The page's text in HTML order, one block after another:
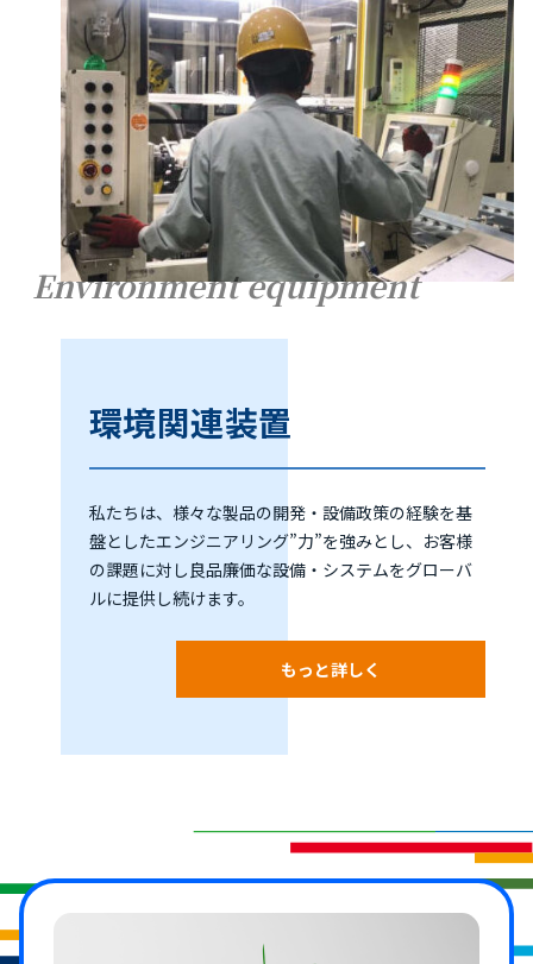
Environment equipment
環境関連装置
私たちは、様々な製品の開発・設備政策の経験を基
盤としたエンジニアリング”力”を強みとし、お客様
の課題に対し良品廉価な設備・システムをグローバ
ルに提供し続けます。
もっと詳しく